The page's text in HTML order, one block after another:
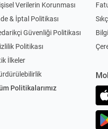
Verilerin Korunması
& İptal Politikası
Güvenliği Politikası
Politikası
İlkeler
Politikalarımız